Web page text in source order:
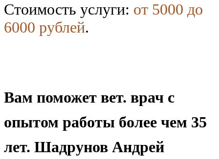
Стоимость услуги: от 5000 до
6000 рублей.
Вам поможет вет. врач с
опытом работы более чем 35
лет. Шадрунов Андрей